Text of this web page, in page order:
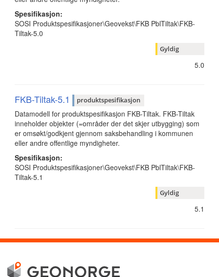
Spesifikasjon:
SOSI Produktspesifikasjoner\Geovekst\FKB PblTiltak\FKB-
Tiltak-5.0
Gyldig
5.0
FKB-Tiltak-5.1 produktspesifikasjon
Datamodell for produktspesifikasjon FKB-Tiltak. FKB-Tiltak
inneholder objekter (=områder der det skjer utbygging) som
er omsøkt/godkjent gjennom saksbehandling i kommunen
eller andre offentlige myndigheter.
Spesifikasjon:
SOSI Produktspesifikasjoner\Geovekst\FKB PblTiltak\FKB-
Tiltak-5.1
Gyldig
5.1